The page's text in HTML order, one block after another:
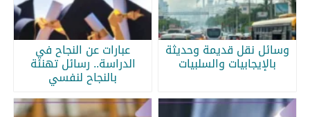
وسائل نقل قديمة وحديثة
بالإيجابيات والسلبيات
عبارات عن النجاح في
الدراسة.. رسائل تهنئة
بالنجاح لنفسي